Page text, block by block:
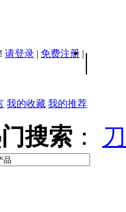
请登录 | 免费注册 | |
我的收藏 我的推荐
搜索 ：